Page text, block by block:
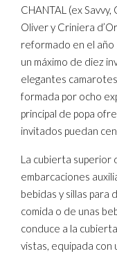
CHANTAL (ex
Oliver y Criniera
reformado en el
un máximo de diez
elegantes
formada por ocho
principal de popa
invitados puedan
La cubierta superior
embarcaciones
bebidas y sillas para
comida o de unas
conduce a la
vistas, equipada con